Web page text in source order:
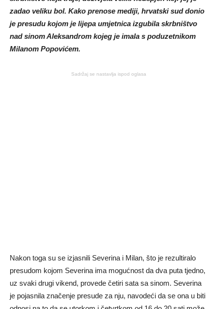
zadao veliku bol. Kako prenose mediji, hrvatski sud donio
je presudu kojom je lijepa umjetnica izgubila skrbništvo
nad sinom Aleksandrom kojeg je imala s poduzetnikom
Milanom Popovićem.
Sadržaj se nastavlja ispod oglasa
Nakon toga su se izjasnili Severina i Milan, što je rezultiralo
presudom kojom Severina ima mogućnost da dva puta tjedno,
uz svaki drugi vikend, provede četiri sata sa sinom. Severina
je pojasnila značenje presude za nju, navodeći da se ona u biti